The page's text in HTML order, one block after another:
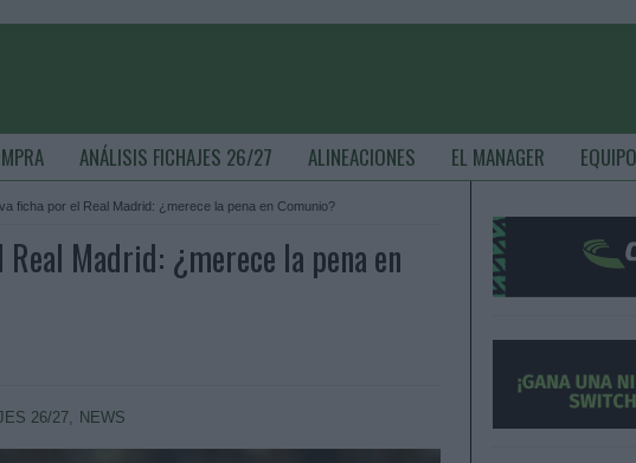
ANÁLISIS FICHAJES 26/27 ALINEACIONES EL MANAGER EQUIPO
ficha por el Real Madrid: ¿merece la pena en Comunio?
Madrid: ¿merece la pena en
26/27, NEWS